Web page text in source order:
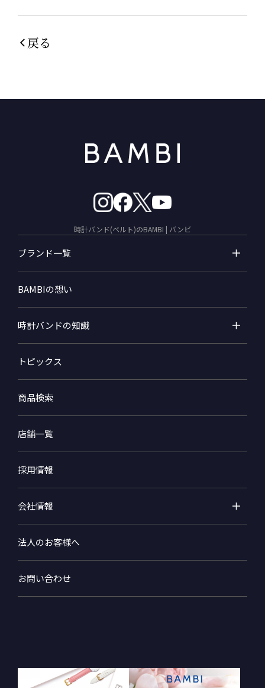
戻る
時計バンド(ベルト)のBAMBI | バンビ
ブランド一覧
BAMBIの想い
時計バンドの知識
トピックス
商品検索
店舗一覧
採用情報
会社情報
法人のお客様へ
お問い合わせ